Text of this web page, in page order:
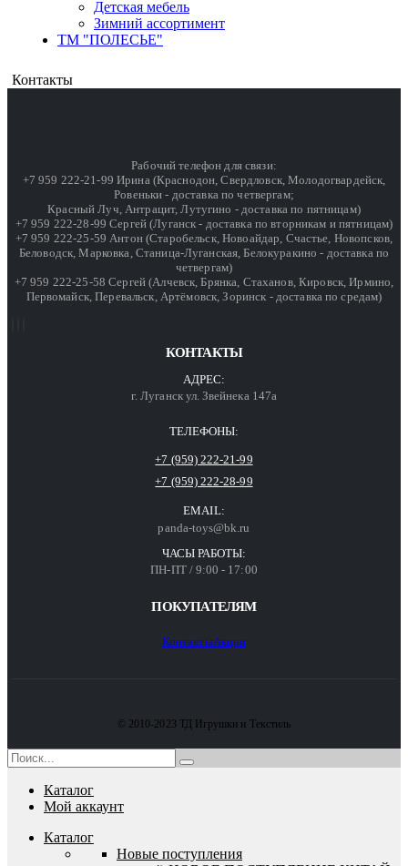
Детская мебель
Зимний ассортимент
ТМ "ПОЛЕСЬЕ"
Контакты
Рабочий телефон для связи:
+7 959 222-21-99 Ирина (Краснодон, Свердловск, Молодогвардейск,
Ровеньки - доставка по четвергам;
Красный Луч, Антрацит, Лутугино - доставка по пятницам)
+7 959 222-28-99 Сергей (Луганск - доставка по вторникам и пятницам)
+7 959 222-25-59 Антон (Старобельск, Новоайдар, Счастье, Новопсков,
Беловодск, Марковка, Станица-Луганская, Белокуракино - доставка по
четвергам)
+7 959 222-25-58 Сергей (Алчевск, Брянка, Стаханов, Кировск, Ирмино,
Первомайск, Перевальск, Артёмовск, Зоринск - доставка по средам)
КОНТАКТЫ
АДРЕС:
г. Луганск ул. Звейнека 147а
ТЕЛЕФОНЫ:
+7 (959) 222-21-99
+7 (959) 222-28-99
EMAIL:
panda-toys@bk.ru
ЧАСЫ РАБОТЫ:
ПН-ПТ / 9:00 - 17:00
ПОКУПАТЕЛЯМ
КонтактыАкции
© 2010-2023 ТД Игрушки и Текстиль
Каталог
Мой аккаунт
Каталог
Новые поступления